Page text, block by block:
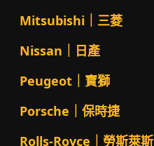
Mitsubishi｜三菱
Nissan｜日產
Peugeot｜寶獅
Porsche｜保時捷
Rolls-Royce｜勞斯萊斯